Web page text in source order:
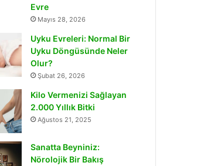
Evre
Mayıs 28, 2026
Uyku Evreleri: Normal Bir
Uyku Döngüsünde Neler
Olur?
Şubat 26, 2026
Kilo Vermenizi Sağlayan
2.000 Yıllık Bitki
Ağustos 21, 2025
Sanatta Beyniniz:
Nörolojik Bir Bakış